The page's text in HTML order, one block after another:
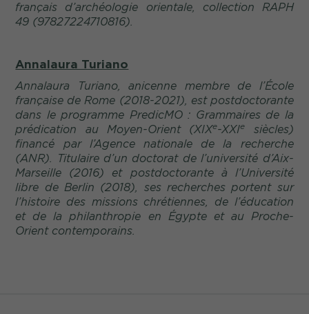
français d’archéologie orientale, collection RAPH
49 (97827224710816).
Annalaura Turiano
Annalaura Turiano, anicenne membre de l’École
française de Rome (2018-2021), est postdoctorante
dans le programme PredicMO : Grammaires de la
prédication au Moyen-Orient (XIXe-XXIe
siècles)
financé par l’Agence nationale de la recherche
(ANR). Titulaire d’un doctorat de l’université d’Aix-
Marseille (2016) et postdoctorante à l’Université
libre de Berlin (2018), ses recherches portent sur
l’histoire des missions chrétiennes, de l’éducation
et de la philanthropie en Égypte et au Proche-
Orient contemporains.